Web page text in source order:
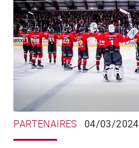
PARTENAIRES 04/03/2024